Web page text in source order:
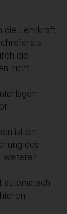
die Lehrkraft
die
nicht
ist ein
des
weiterer
automatisch